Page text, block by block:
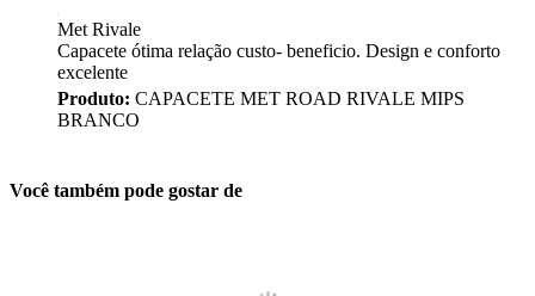
Met Rivale
Capacete ótima relação custo- beneficio. Design e conforto
excelente
Produto: CAPACETE MET ROAD RIVALE MIPS
BRANCO
Você também pode gostar de